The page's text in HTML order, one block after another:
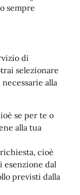
sempre
di
selezionare
alla
se per te o
alla tua
cioè
dal
previsti dalla